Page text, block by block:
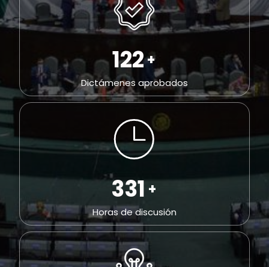
258+
Dictámenes aprobados
698+
Horas de discusión